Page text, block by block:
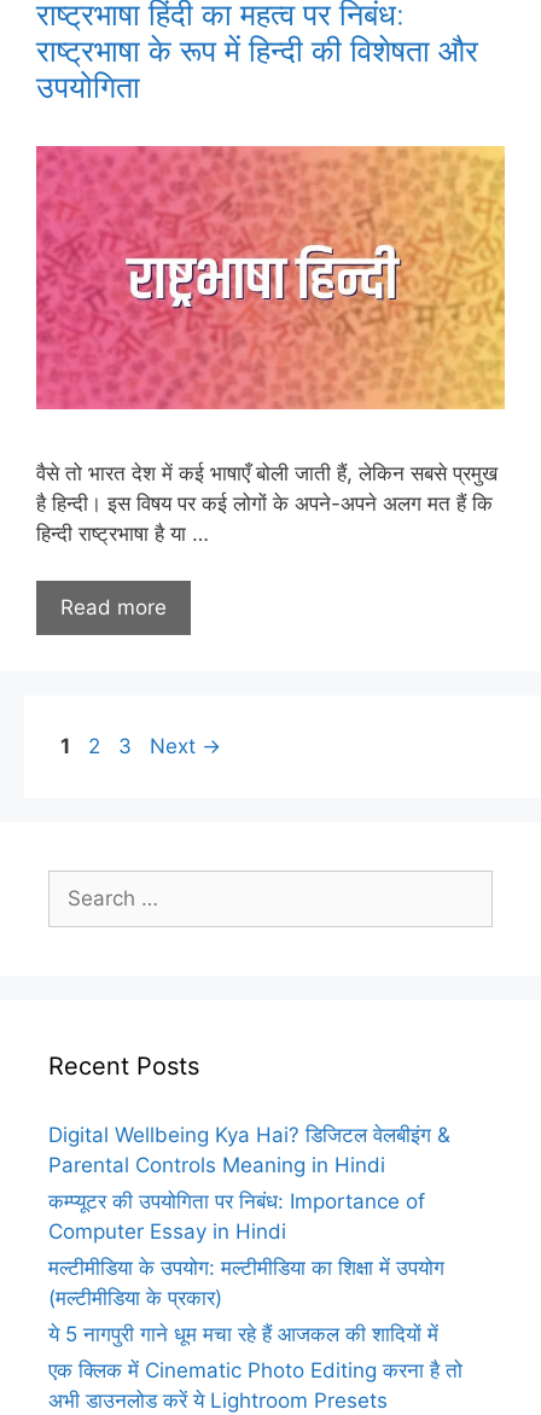
राष्ट्रभाषा हिंदी का महत्व पर निबंध:
राष्ट्रभाषा के रूप में हिन्दी की विशेषता और
उपयोगिता
वैसे तो भारत देश में कई भाषाएँ बोली जाती हैं, लेकिन सबसे प्रमुख
है हिन्दी। इस विषय पर कई लोगों के अपने-अपने अलग मत हैं कि
हिन्दी राष्ट्रभाषा है या …
Read more
Page
1 Page
2 Page
3 Next →
for:
Recent Posts
Digital Wellbeing Kya Hai? डिजिटल वेलबीइंग &
Parental Controls Meaning in Hindi
कम्प्यूटर की उपयोगिता पर निबंध: Importance of
Computer Essay in Hindi
मल्टीमीडिया के उपयोग: मल्टीमीडिया का शिक्षा में उपयोग
(मल्टीमीडिया के प्रकार)
ये 5 नागपुरी गाने धूम मचा रहे हैं आजकल की शादियों में
एक क्लिक में Cinematic Photo Editing करना है तो
अभी डाउनलोड करें ये Lightroom Presets